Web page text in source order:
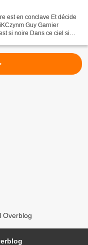
est en conclave Et décide
Guy Garnier
si noire Dans ce ciel si
Overblog